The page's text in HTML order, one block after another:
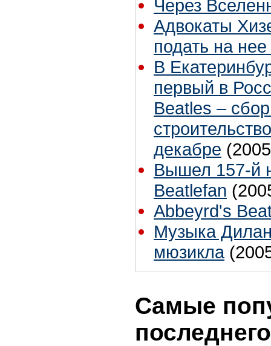
Через
Адвокаты
подать на
В
первый в
Beatles –
декабре
Вышел 157-й
Beatlefan
Abbeyrd's
Музыка
мюзикла
Самые